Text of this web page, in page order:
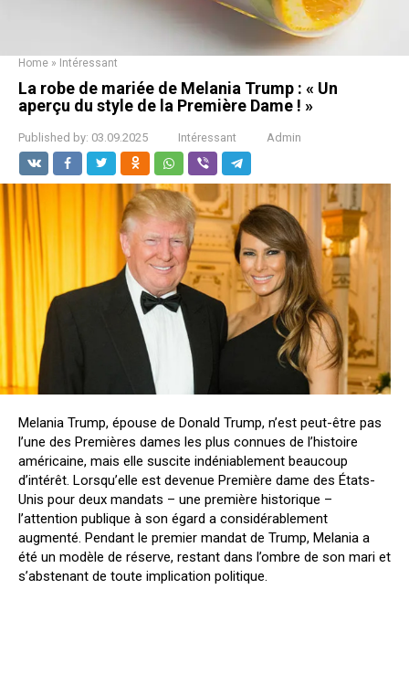
Home » Intéressant
La robe de mariée de Melania Trump : « Un
aperçu du style de la Première Dame ! »
Published by: 03.09.2025 Intéressant Admin
Melania Trump, épouse de Donald Trump, n’est peut-être pas
l’une des Premières dames les plus connues de l’histoire
américaine, mais elle suscite indéniablement beaucoup
d’intérêt. Lorsqu’elle est devenue Première dame des États-
Unis pour deux mandats – une première historique –
l’attention publique à son égard a considérablement
augmenté. Pendant le premier mandat de Trump, Melania a
été un modèle de réserve, restant dans l’ombre de son mari et
s’abstenant de toute implication politique.